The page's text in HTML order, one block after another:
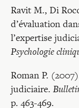
Ravit M., Di
d’évaluation
l’expertise
Psychologie
Roman P.
judiciaire.
p. 463-469.